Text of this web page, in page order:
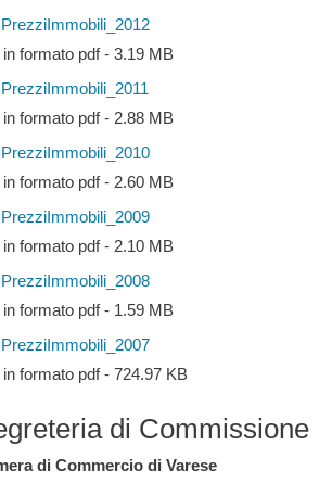
PrezziImmobili_2012
in formato pdf - 3.19 MB
PrezziImmobili_2011
in formato pdf - 2.88 MB
PrezziImmobili_2010
in formato pdf - 2.60 MB
PrezziImmobili_2009
in formato pdf - 2.10 MB
PrezziImmobili_2008
in formato pdf - 1.59 MB
PrezziImmobili_2007
in formato pdf - 724.97 KB
di Commissione
di Commercio di Varese